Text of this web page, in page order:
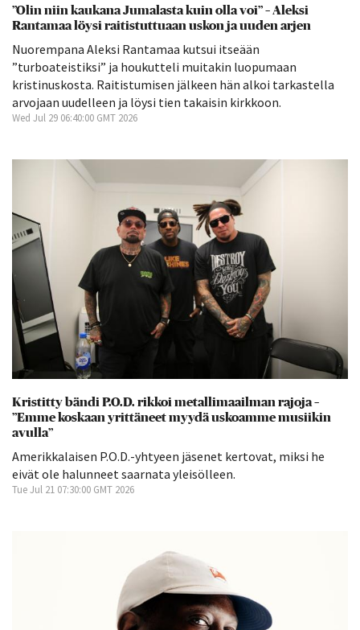
”Olin niin kaukana Jumalasta kuin olla voi” – Aleksi
Rantamaa löysi raitistuttuaan uskon ja uuden arjen
Nuorempana Aleksi Rantamaa kutsui itseään
”turboateistiksi” ja houkutteli muitakin luopumaan
kristinuskosta. Raitistumisen jälkeen hän alkoi tarkastella
arvojaan uudelleen ja löysi tien takaisin kirkkoon.
Wed Jul 29 06:40:00 GMT 2026
Kristitty bändi P.O.D. rikkoi metallimaailman rajoja –
”Emme koskaan yrittäneet myydä uskoamme musiikin
avulla”
Amerikkalaisen P.O.D.-yhtyeen jäsenet kertovat, miksi he
eivät ole halunneet saarnata yleisölleen.
Tue Jul 21 07:30:00 GMT 2026